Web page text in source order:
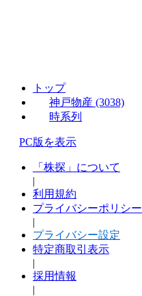
トップ
神戸物産 (3038)
時系列
PC版を表示
「株探」について
|
利用規約
プライバシーポリシー
|
プライバシー設定
特定商取引表示
|
採用情報
|